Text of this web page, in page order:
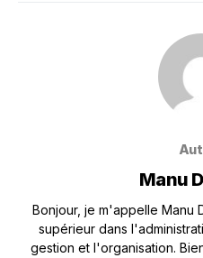
Manu
Bonjour, je m'appelle Manu
supérieur dans
gestion et l'organisation.